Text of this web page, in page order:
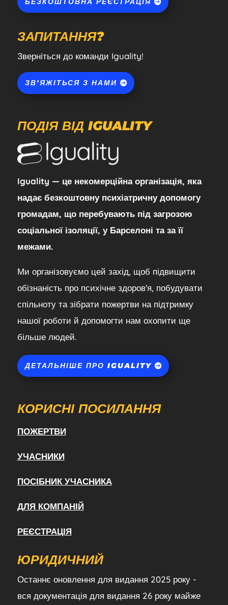
ЗАПИТАННЯ?
Зверніться до команди Iguality!
ЗВ'ЯЖІТЬСЯ З НАМИ
ПОДІЯ ВІД IGUALITY
Iguality — це некомерційна організація, яка
надає безкоштовну психіатричну допомогу
громадам, що перебувають під загрозою
соціальної ізоляції, у Барселоні та за її
межами.
Ми організовуємо цей захід, щоб підвищити
обізнаність про психічне здоров'я, побудувати
спільноту та зібрати пожертви на підтримку
нашої роботи й допомогти нам охопити ще
більше людей.
ДЕТАЛЬНІШЕ ПРО IGUALITY
КОРИСНІ ПОСИЛАННЯ
ПОЖЕРТВИ
УЧАСНИКИ
ПОСІБНИК УЧАСНИКА
ДЛЯ КОМПАНІЙ
РЕЄСТРАЦІЯ
ЮРИДИЧНИЙ
Останнє оновлення для видання 2025 року -
вся документація для видання 26 року майже